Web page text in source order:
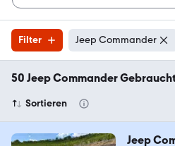
Filter Jeep Commander
50 Jeep Commander
Sortieren
Jeep